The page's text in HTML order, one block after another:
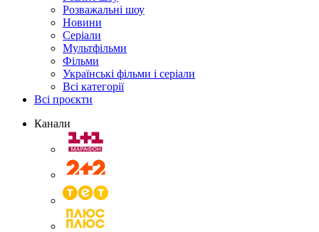
Розважальні шоу
Новини
Серіали
Мультфільми
Фільми
Українські фільми і серіали
Всі категорії
Всі проєкти
Канали